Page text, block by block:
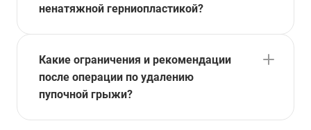
ненатяжной герниопластикой?
Какие ограничения и рекомендации
после операции по удалению
пупочной грыжи?